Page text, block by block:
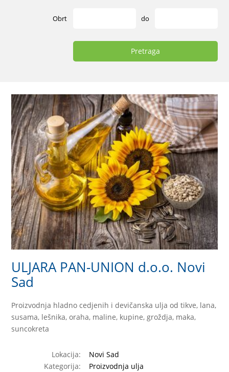
Obrt do
Pretraga
ULJARA PAN-UNION d.o.o. Novi
Sad
Proizvodnja hladno cedjenih i devičanska ulja od tikve, lana,
susama, lešnika, oraha, maline, kupine, groždja, maka,
suncokreta
Lokacija:
Novi Sad
Kategorija:
Proizvodnja ulja